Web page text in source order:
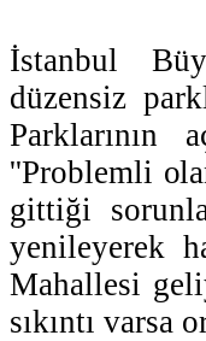
İstanbul
düzensiz
Parklarının
''Problemli
gittiği
yenileyerek
Mahallesi
sıkıntı varsa